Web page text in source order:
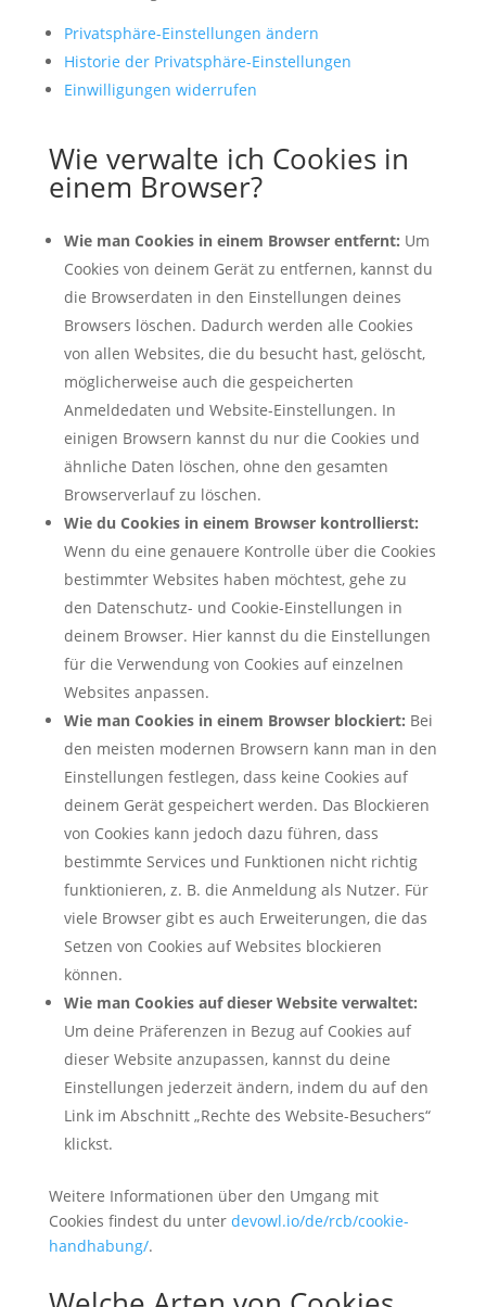
Privatsphäre-Einstellungen ändern
Historie der Privatsphäre-Einstellungen
Einwilligungen widerrufen
Wie verwalte ich Cookies in
einem Browser?
Wie man Cookies in einem Browser entfernt: Um
Cookies von deinem Gerät zu entfernen, kannst du
die Browserdaten in den Einstellungen deines
Browsers löschen. Dadurch werden alle Cookies
von allen Websites, die du besucht hast, gelöscht,
möglicherweise auch die gespeicherten
Anmeldedaten und Website-Einstellungen. In
einigen Browsern kannst du nur die Cookies und
ähnliche Daten löschen, ohne den gesamten
Browserverlauf zu löschen.
Wie du Cookies in einem Browser kontrollierst:
Wenn du eine genauere Kontrolle über die Cookies
bestimmter Websites haben möchtest, gehe zu
den Datenschutz- und Cookie-Einstellungen in
deinem Browser. Hier kannst du die Einstellungen
für die Verwendung von Cookies auf einzelnen
Websites anpassen.
Wie man Cookies in einem Browser blockiert: Bei
den meisten modernen Browsern kann man in den
Einstellungen festlegen, dass keine Cookies auf
deinem Gerät gespeichert werden. Das Blockieren
von Cookies kann jedoch dazu führen, dass
bestimmte Services und Funktionen nicht richtig
funktionieren, z. B. die Anmeldung als Nutzer. Für
viele Browser gibt es auch Erweiterungen, die das
Setzen von Cookies auf Websites blockieren
können.
Wie man Cookies auf dieser Website verwaltet:
Um deine Präferenzen in Bezug auf Cookies auf
dieser Website anzupassen, kannst du deine
Einstellungen jederzeit ändern, indem du auf den
Link im Abschnitt „Rechte des Website-Besuchers“
klickst.
Weitere Informationen über den Umgang mit
Cookies findest du unter devowl.io/de/rcb/cookie-
handhabung/.